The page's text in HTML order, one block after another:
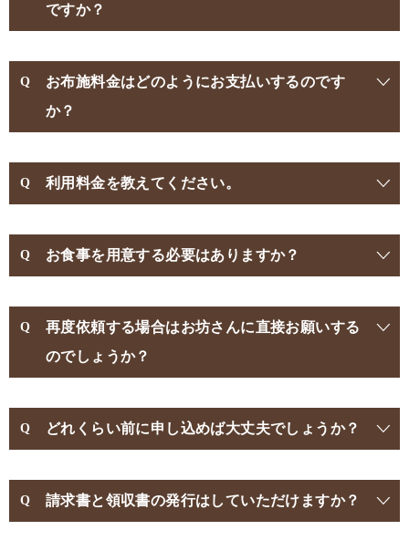
ですか？
お布施料金はどのようにお支払いするのです
か？
利用料金を教えてください。
お食事を用意する必要はありますか？
再度依頼する場合はお坊さんに直接お願いする
のでしょうか？
どれくらい前に申し込めば大丈夫でしょうか？
請求書と領収書の発行はしていただけますか？